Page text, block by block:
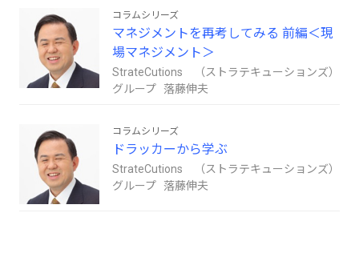
コラムシリーズ
マネジメントを再考してみる 前編＜現
場マネジメント＞
StrateCutions （ストラテキューションズ）
グループ 落藤伸夫
コラムシリーズ
ドラッカーから学ぶ
StrateCutions （ストラテキューションズ）
グループ 落藤伸夫